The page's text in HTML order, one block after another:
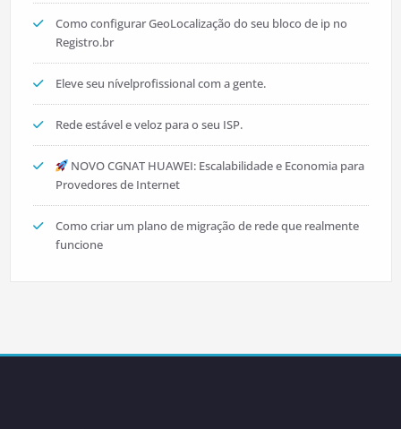
Como configurar GeoLocalização do seu bloco de ip no
Registro.br
Eleve seu nívelprofissional com a gente.
Rede estável e veloz para o seu ISP.
NOVO CGNAT HUAWEI: Escalabilidade e Economia para
Provedores de Internet
Como criar um plano de migração de rede que realmente
funcione